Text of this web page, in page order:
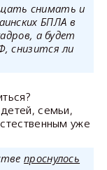
снимать и
БПЛА в
а будет
снизится ли
семьи,
уже
проснулось